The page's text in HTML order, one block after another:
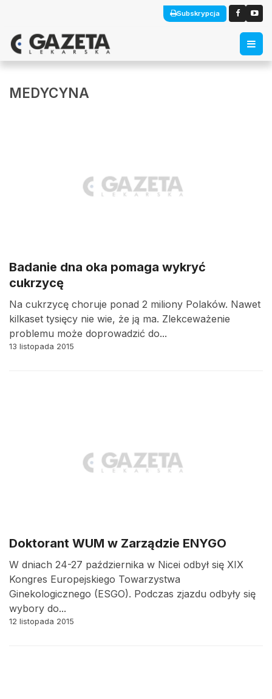
Subskrypcja
MEDYCYNA
Badanie dna oka pomaga wykryć
cukrzycę
Na cukrzycę choruje ponad 2 miliony Polaków. Nawet
kilkaset tysięcy nie wie, że ją ma. Zlekceważenie
problemu może doprowadzić do...
13 listopada 2015
Doktorant WUM w Zarządzie ENYGO
W dniach 24-27 października w Nicei odbył się XIX
Kongres Europejskiego Towarzystwa
Ginekologicznego (ESGO). Podczas zjazdu odbyły się
wybory do...
12 listopada 2015